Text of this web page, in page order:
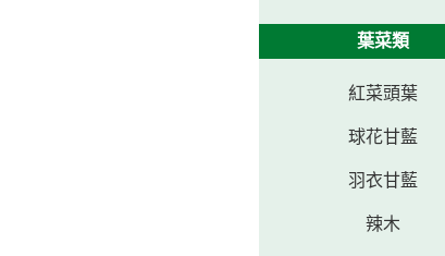
葉菜類
紅菜頭葉
球花甘藍
羽衣甘藍
辣木